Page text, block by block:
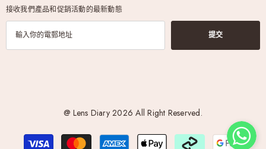
接收我們產品和促銷活動的最新動態
提交
@ Lens Diary 2026 All Right Reserved.
付